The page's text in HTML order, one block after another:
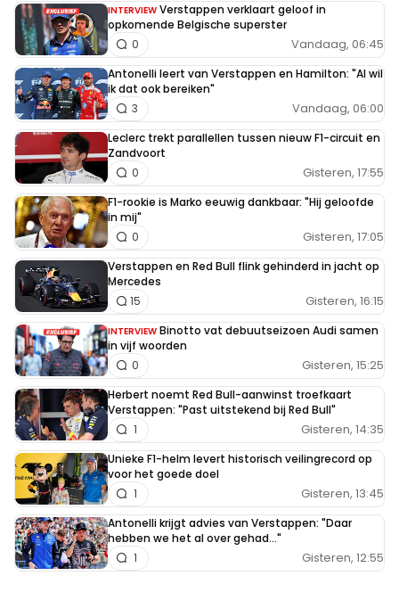
INTERVIEW Verstappen verklaart geloof in
opkomende Belgische superster
Vandaag, 06:45
0
Antonelli leert van Verstappen en Hamilton: "Al wil
ik dat ook bereiken"
Vandaag, 06:00
3
Leclerc trekt parallellen tussen nieuw F1-circuit en
Zandvoort
Gisteren, 17:55
0
F1-rookie is Marko eeuwig dankbaar: "Hij geloofde
in mij"
Gisteren, 17:05
0
Verstappen en Red Bull flink gehinderd in jacht op
Mercedes
Gisteren, 16:15
15
INTERVIEW Binotto vat debuutseizoen Audi samen
in vijf woorden
Gisteren, 15:25
0
Herbert noemt Red Bull-aanwinst troefkaart
Verstappen: "Past uitstekend bij Red Bull"
Gisteren, 14:35
1
Unieke F1-helm levert historisch veilingrecord op
voor het goede doel
Gisteren, 13:45
1
Antonelli krijgt advies van Verstappen: "Daar
hebben we het al over gehad..."
Gisteren, 12:55
1